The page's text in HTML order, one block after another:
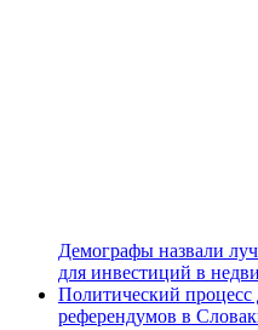
Демографы назвали
для инвестиций в
Политический процесс
референдумов в